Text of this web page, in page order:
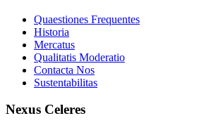
Quaestiones Frequentes
Historia
Mercatus
Qualitatis Moderatio
Contacta Nos
Sustentabilitas
Nexus Celeres